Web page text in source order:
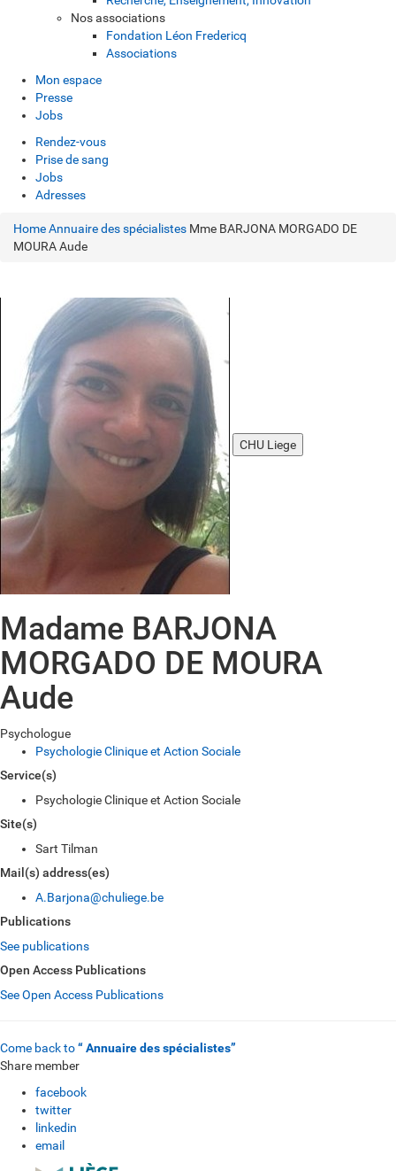
Nos associations
Fondation Léon Fredericq
Associations
Mon espace
Presse
Jobs
Rendez-vous
Prise de sang
Jobs
Adresses
HomeAnnuaire des spécialistes Mme BARJONA MORGADO DE
MOURA Aude
CHU Liege
Madame BARJONA
MORGADO DE MOURA
Aude
Psychologue
Psychologie Clinique et Action Sociale
Service(s)
Psychologie Clinique et Action Sociale
Site(s)
Sart Tilman
Mail(s) address(es)
A.Barjona@chuliege.be
Publications
See publications
Open Access Publications
See Open Access Publications
Come back to“ Annuaire des spécialistes”
Share member
facebook
twitter
linkedin
email